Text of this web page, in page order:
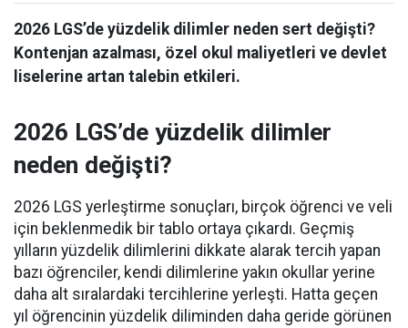
2026 LGS’de yüzdelik dilimler neden sert değişti?
Kontenjan azalması, özel okul maliyetleri ve devlet
liselerine artan talebin etkileri.
2026 LGS’de yüzdelik dilimler
neden değişti?
2026 LGS yerleştirme sonuçları, birçok öğrenci ve veli
için beklenmedik bir tablo ortaya çıkardı. Geçmiş
yılların yüzdelik dilimlerini dikkate alarak tercih yapan
bazı öğrenciler, kendi dilimlerine yakın okullar yerine
daha alt sıralardaki tercihlerine yerleşti. Hatta geçen
yıl öğrencinin yüzdelik diliminden daha geride görünen